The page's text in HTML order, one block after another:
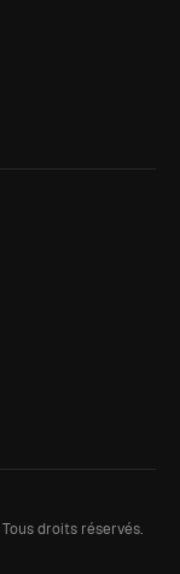
Tous droits réservés.